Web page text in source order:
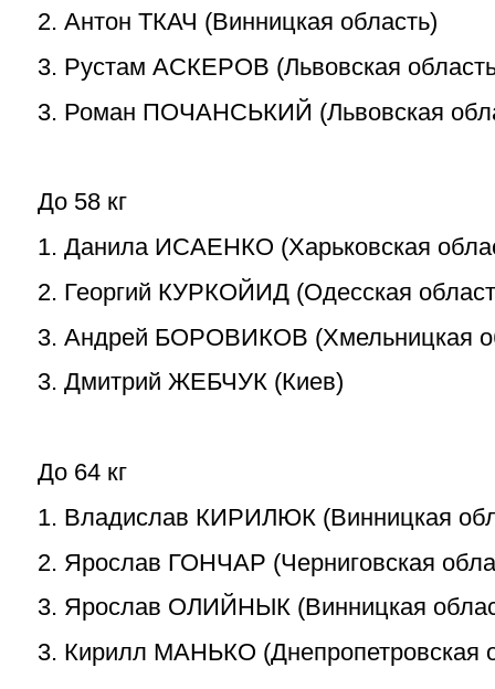
2. Антон ТКАЧ (Винницкая область)
3. Рустам АСКЕРОВ (Львовская
3. Роман ПОЧАНСЬКИЙ (Львовская
До 58 кг
1. Данила ИСАЕНКО (Харьковская
2. Георгий КУРКОЙИД (Одесская
3. Андрей БОРОВИКОВ (Хмельницкая
3. Дмитрий ЖЕБЧУК (Киев)
До 64 кг
1. Владислав КИРИЛЮК (Винницкая
2. Ярослав ГОНЧАР (Черниговская
3. Ярослав ОЛИЙНЫК (Винницкая
3. Кирилл МАНЬКО (Днепропетровская